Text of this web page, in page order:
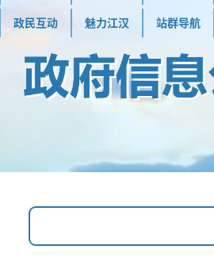
政民互动 魅力江汉 站群导航